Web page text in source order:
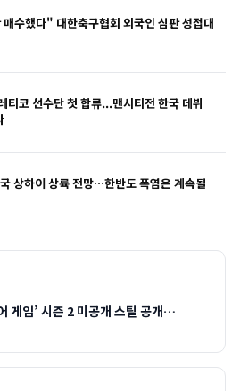
수했다" 대한축구협회 외국인 심판 성접대
티코 선수단 첫 합류...맨시티전 한국 데뷔
상하이 상륙 전망…한반도 폭염은 계속될
게임’ 시즌 2 미공개 스틸 공개…